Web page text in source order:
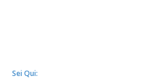
Sei Qui: